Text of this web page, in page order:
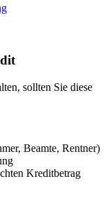
sollten Sie diese
Beamte, Rentner)
Kreditbetrag